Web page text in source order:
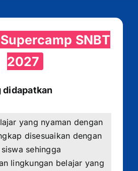
SNBT
2027
didapatkan
yang nyaman dengan
disesuaikan dengan
sehingga
lingkungan belajar yang